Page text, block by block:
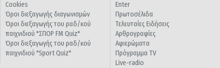
Cookies
Όροι διεξαγωγής διαγωνισμών
Όροι διεξαγωγής του ραδ/κού
παιχνιδιού "ΣΠΟΡ FM Quiz"
Όροι διεξαγωγής του ραδ/κού
παιχνιδιού "Sport Quiz"
Enter
Πρωτοσέλιδα
Τελευταίες Ειδήσεις
Αρθρογραφίες
Αφιερώματα
Πρόγραμμα TV
Live-radio